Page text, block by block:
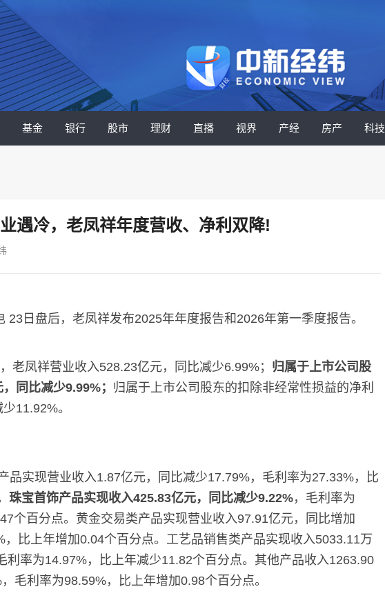
基金 银行 股市 理财 直播 视界 产经 房产 科技
遇冷，老凤祥年度营收、净利双降!
日盘后，老凤祥发布2025年年度报告和2026年第一季度报告。
凤祥营业收入528.23亿元，同比减少6.99%； 归属于上市公司股
同比减少9.99%； 归属于上市公司股东的扣除非经常性损益的净利
11.92%。
实现营业收入1.87亿元，同比减少17.79%，毛利率为27.33%，比
珠宝首饰产品实现收入425.83亿元，同比减少9.22%，毛利率为
个百分点。黄金交易类产品实现营业收入97.91亿元，同比增加
比上年增加0.04个百分点。工艺品销售类产品实现收入5033.11万
利率为14.97%，比上年减少11.82个百分点。其他产品收入1263.90
毛利率为98.59%，比上年增加0.98个百分点。